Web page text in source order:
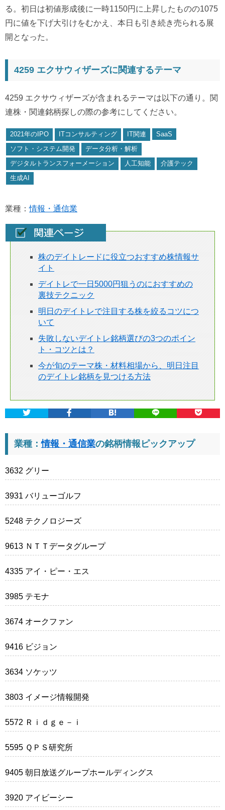
る。初日は初値形成後に一時1150円に上昇したものの1075
円に値を下げ大引けをむかえ、本日も引き続き売られる展
開となった。
4259 エクサウィザーズに関連するテーマ
4259 エクサウィザーズが含まれるテーマは以下の通り。関
連株・関連銘柄探しの際の参考にしてください。
2021年のIPO ITコンサルティング IT関連
SaaS
ソフト・システム開発
データ分析・解析
デジタルトランスフォーメーション
人工知能
介護テック
生成AI
業種：情報・通信業
株のデイトレードに役立つおすすめ株情報サ
イト
デイトレで一日5000円狙うのにおすすめの
裏技テクニック
明日のデイトレで注目する株を絞るコツにつ
いて
失敗しないデイトレ銘柄選びの3つのポイン
ト・コツとは？
今が旬のテーマ株・材料相場から、明日注目
のデイトレ銘柄を見つける方法
業種：情報・通信業の銘柄情報ピックアップ
3632 グリー
3931 バリューゴルフ
5248 テクノロジーズ
9613 ＮＴＴデータグループ
4335 アイ・ピー・エス
3985 テモナ
3674 オークファン
9416 ビジョン
3634 ソケッツ
3803 イメージ情報開発
5572 Ｒｉｄｇｅ－ｉ
5595 ＱＰＳ研究所
9405 朝日放送グループホールディングス
3920 アイビーシー